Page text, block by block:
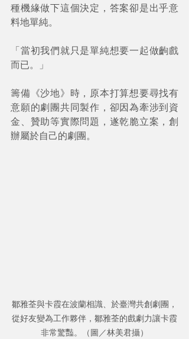
種機緣做下這個決定，答案卻是出乎意
料地單純。
「當初我們就只是單純想要一起做齣戲
而已。」
籌備《沙地》時，原本打算想要尋找有
意願的劇團共同製作，卻因為牽涉到資
金、贊助等實際問題，遂乾脆立案，創
辦屬於自己的劇團。
鄒雅荃與卡霞在波蘭相識、於臺灣共創劇團，
從好友變為工作夥伴，鄒雅荃的戲劇力讓卡霞
非常驚豔。（圖／林美君攝）